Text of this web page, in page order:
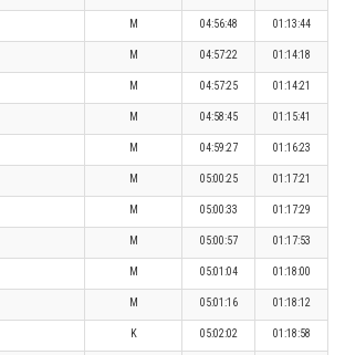
M 04:56:48 01:13:44
M 04:57:22 01:14:18
M 04:57:25 01:14:21
M 04:58:45 01:15:41
M 04:59:27 01:16:23
M 05:00:25 01:17:21
M 05:00:33 01:17:29
M 05:00:57 01:17:53
M 05:01:04 01:18:00
M 05:01:16 01:18:12
K 05:02:02 01:18:58